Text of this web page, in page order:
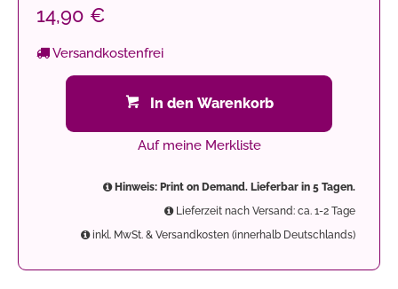
14,90 €
Versandkostenfrei
In den Warenkorb
Auf meine Merkliste
Hinweis: Print on Demand. Lieferbar in 5 Tagen.
Lieferzeit nach Versand: ca. 1-2 Tage
inkl. MwSt. & Versandkosten (innerhalb Deutschlands)